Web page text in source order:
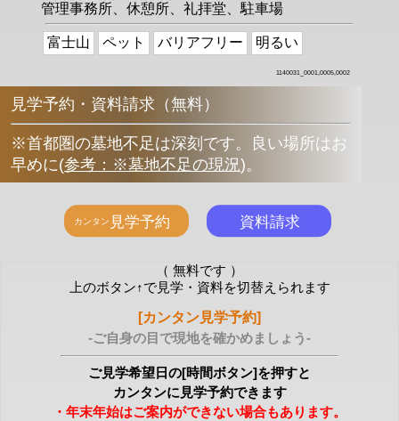
管理事務所、休憩所、礼拝堂、駐車場
富士山 ペット バリアフリー 明るい
1140031_0001,0005,0002
見学予約・資料請求（無料）
※首都圏の墓地不足は深刻です。良い場所はお
早めに(参考：※墓地不足の現況)。
（ 無料です ）
上のボタン↑で見学・資料を切替えられます
[カンタン見学予約]
-ご自身の目で現地を確かめましょう-
ご見学希望日の[時間ボタン]を押すと
カンタンに見学予約できます
・年末年始はご案内ができない場合もあります。